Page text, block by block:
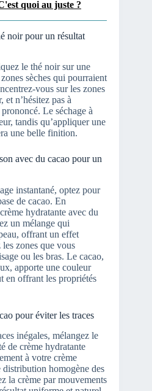
quoi au juste ?
noir pour un résultat
le thé noir sur une
sèches qui pourraient
vous sur les zones
et n’hésitez pas à
Le séchage à
tandis qu’appliquer une
une belle finition.
avec du cacao pour un
instantané, optez pour
de cacao. En
hydratante avec du
un mélange qui
offrant un effet
zones que vous
ou les bras. Le cacao,
apporte une couleur
en offrant les propriétés
pour éviter les traces
inégales, mélangez le
de crème hydratante
à votre crème
distribution homogène des
la crème par mouvements